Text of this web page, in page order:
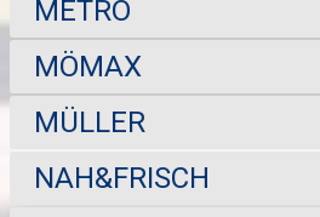
METRO
MÖMAX
MÜLLER
NAH&FRISCH